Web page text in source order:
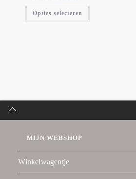
Opties selecteren
MIJN WEBSHOP
Winkelwagentje